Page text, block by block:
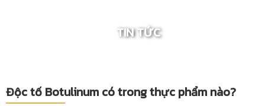
TIN TỨC
Độc tố Botulinum có trong thực phẩm nào?